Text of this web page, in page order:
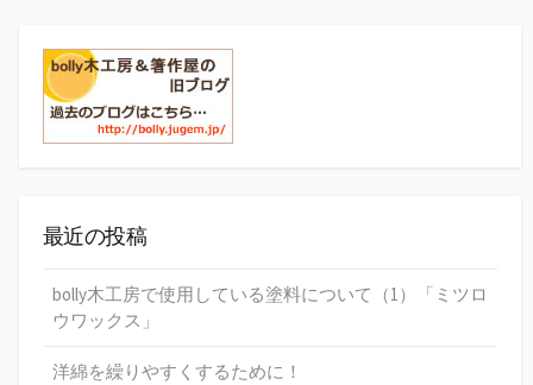
最近の投稿
bolly木工房で使用している塗料について（1）「ミツロ
ウワックス」
洋綿を繰りやすくするために！